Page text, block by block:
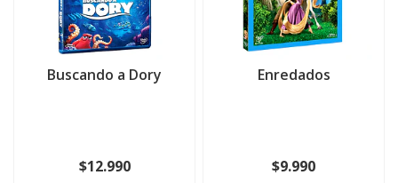
Buscando a Dory
$12.990
Enredados
$9.990